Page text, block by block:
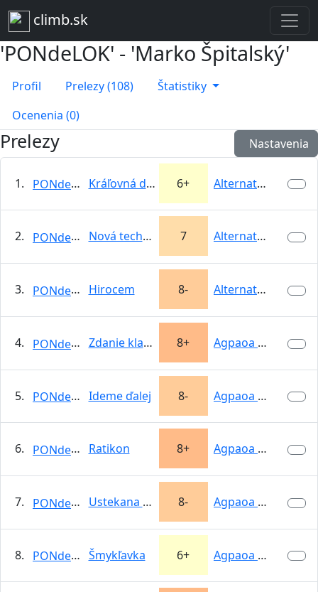
climb.sk
'PONdeLOK' - 'Marko Špitalský'
Profil Prelezy (108)
Štatistiky
Ocenenia (0)
Prelezy Nastavenia
1. PONdeLOK Kráľovná diaľnic I 6+ Alternatívna…
2. PONdeLOK Nová technológia 7 Alternatívna…
3. PONdeLOK Hirocem 8- Alternatívna…
4. PONdeLOK Zdanie klame 8+ Agpaoa Kamenné
5. PONdeLOK Ideme ďalej 8- Agpaoa Kamenné
6. PONdeLOK Ratikon 8+ Agpaoa Kamenné
7. PONdeLOK Ustekana Maxa 8- Agpaoa Kamenné
8. PONdeLOK Šmykľavka 6+ Agpaoa Kamenné